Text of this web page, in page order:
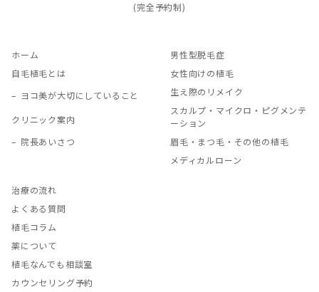
(完全予約制)
ホーム
自毛植毛とは
ヨコ美が大切にしていること
クリニック案内
院長あいさつ
男性型脱毛症
女性向けの植毛
生え際のリメイク
スカルプ・マイクロ・ピグメンテ
ーション
眉毛・まつ毛・その他の植毛
メディカルローン
治療の流れ
よくある質問
植毛コラム
薬について
植毛なんでも相談室
カウンセリング予約